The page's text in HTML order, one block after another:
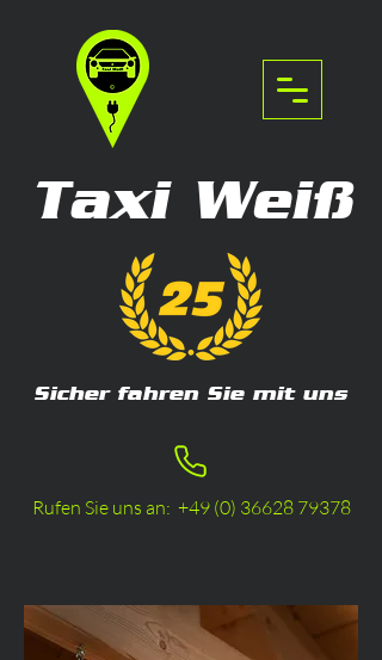
Rufen Sie uns an: +49 (0) 36628 79378
Sicher fahren Sie mit uns
Taxi Weiß